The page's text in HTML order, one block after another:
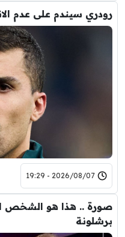
رودري سيندم على عدم
2026/08/07 - 19:29
صورة .. هذا هو الشخص
برشلونة